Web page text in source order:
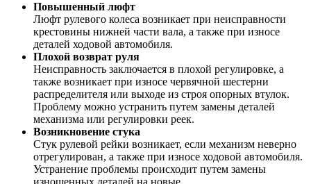
Повышенный люфт
Люфт рулевого колеса возникает при неисправности
крестовины нижней части вала, а также при износе
деталей ходовой автомобиля.
Плохой возврат руля
Неисправность заключается в плохой регулировке, а
также возникает при износе червячной шестерни
распределителя или выходе из строя опорных втулок.
Проблему можно устранить путем замены деталей
механизма или регулировки реек.
Возникновение стука
Стук рулевой рейки возникает, если механизм неверно
отрегулирован, а также при износе ходовой автомобиля.
Устранение проблемы происходит путем замены